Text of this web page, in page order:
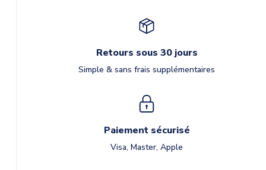
Retours sous 30 jours
Simple & sans frais supplémentaires
Paiement sécurisé
Visa, Master, Apple